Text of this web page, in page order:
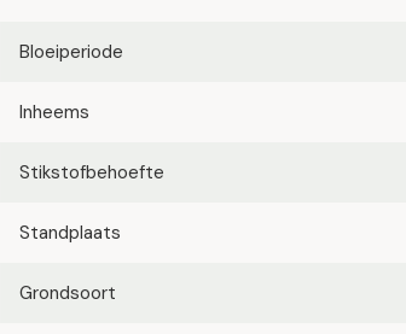
Bloeiperiode
Inheems
Stikstofbehoefte
Standplaats
Grondsoort